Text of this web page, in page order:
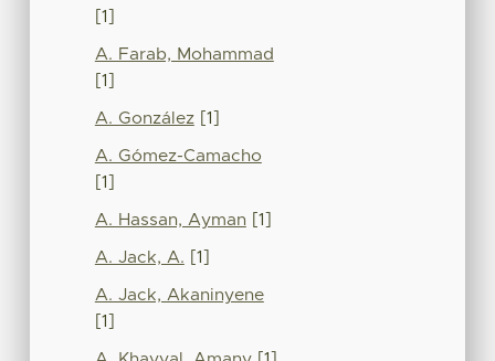
[1]
A. Farab, Mohammad
[1]
A. González[1]
A. Gómez-Camacho
[1]
A. Hassan, Ayman [1]
A. Jack, A. [1]
A. Jack, Akaninyene
[1]